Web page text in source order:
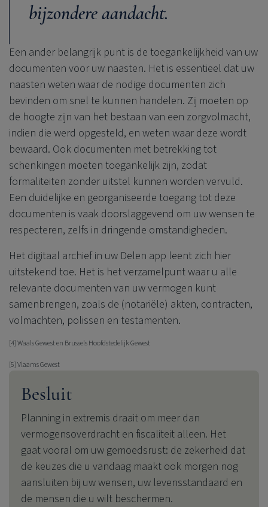
bijzondere aandacht.
Een ander belangrijk punt is de toegankelijkheid van uw
documenten voor uw naasten. Het is essentieel dat uw
naasten weten waar de nodige documenten zich
bevinden om snel te kunnen handelen. Zij moeten op
de hoogte zijn van het bestaan van een zorgvolmacht,
indien die werd opgesteld, en weten waar deze wordt
bewaard. Ook documenten met betrekking tot
schenkingen moeten toegankelijk zijn, zodat
formaliteiten zonder uitstel kunnen worden vervuld.
Een duidelijke en georganiseerde toegang tot deze
documenten is vaak doorslaggevend om uw wensen te
respecteren, zelfs in dringende omstandigheden.
Het digitaal archief in uw Delen app leent zich hier
uitstekend toe. Het is het verzamelpunt waar u alle
relevante documenten van uw vermogen kunt
samenbrengen, zoals de (notariële) akten, contracten,
volmachten, polissen en testamenten.
[4] Waals Gewest en Brussels Hoofdstedelijk Gewest
[5] Vlaams Gewest
Besluit
Planning in extremis draait om meer dan
vermogensoverdracht en fiscaliteit alleen. Het
gaat vooral om uw gemoedsrust: de zekerheid dat
de keuzes die u vandaag maakt ook morgen nog
aansluiten bij uw wensen, uw levensstandaard en
de mensen die u wilt beschermen.